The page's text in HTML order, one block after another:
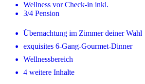
Wellness vor Check-in inkl.
3/4 Pension
Übernachtung im Zimmer deiner Wahl
exquisites 6-Gang-Gourmet-Dinner
Wellnessbereich
4 weitere Inhalte